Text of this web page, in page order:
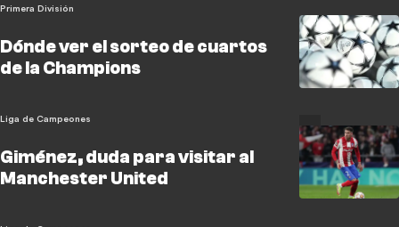
Primera División
Dónde ver el sorteo de cuartos
de la Champions
Liga de Campeones
Giménez, duda para visitar al
Manchester United